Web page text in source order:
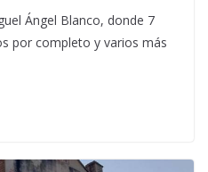
Ángel Blanco, donde 7
por completo y varios más